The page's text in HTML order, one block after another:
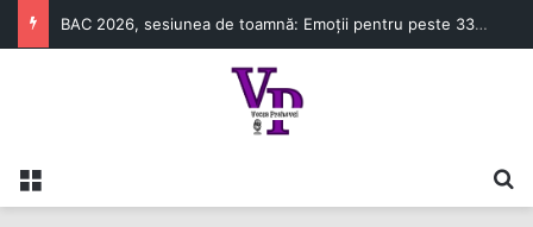
BAC 2026, sesiunea de toamnă: Emoții pentru peste 33.000 de candidați
Meniu